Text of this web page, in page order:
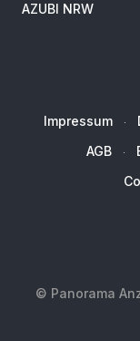
AZUBI NRW
Impressum
AGB
© Panorama